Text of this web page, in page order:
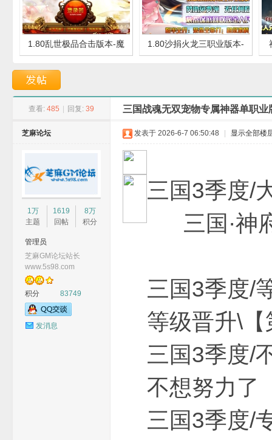
1.80乱世极品合击版本-魔
1.80沙捐火龙三职业版本-
查看: 485 回复: 39 三国战魂无双宠物专属神器单职
芝麻论坛
1万
主题
1619
回帖
8万
积分
管理员
芝麻GM论坛站长
www.5s98.com
积分 83749
发消息
发表于 2026-6-7 06:50:48 显示全部楼
三国3
三国·
三国3
等级晋升
三国3季
不想努
三国3季